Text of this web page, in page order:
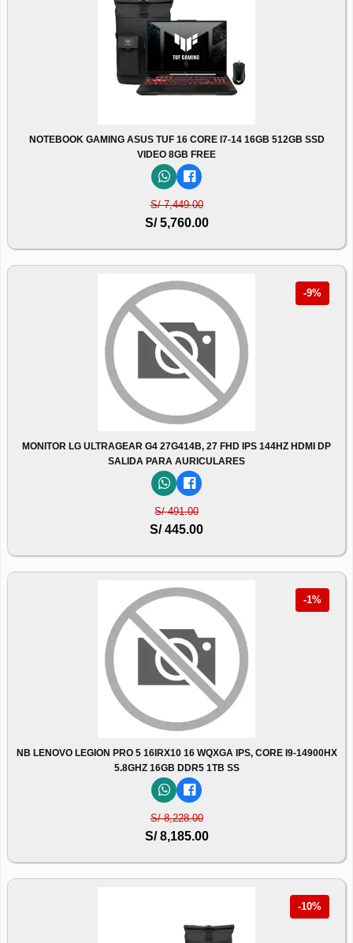
NOTEBOOK GAMING ASUS TUF 16 CORE I7-14 16GB 512GB SSD
VIDEO 8GB FREE
S/ 7,449.00
S/ 5,760.00
-9%
MONITOR LG ULTRAGEAR G4 27G414B, 27 FHD IPS 144HZ HDMI DP
SALIDA PARA AURICULARES
S/ 491.00
S/ 445.00
-1%
NB LENOVO LEGION PRO 5 16IRX10 16 WQXGA IPS, CORE I9-14900HX
5.8GHZ 16GB DDR5 1TB SS
S/ 8,228.00
S/ 8,185.00
-10%